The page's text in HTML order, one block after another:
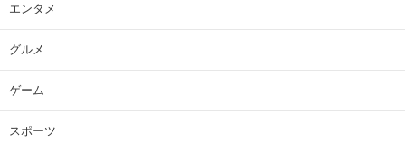
エンタメ
グルメ
ゲーム
スポーツ